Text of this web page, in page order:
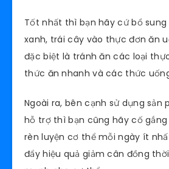
Tốt nhất thì bạn hãy cứ bổ
xanh, trái cây vào thực đơn ăn
đặc biệt là tránh ăn các loại
thức ăn nhanh và các thức
Ngoài ra, bên cạnh sử dụng sản
hỗ trợ thì bạn cũng hãy cố
rèn luyện cơ thể mỗi ngày ít
đẩy hiệu quả giảm cân đồng